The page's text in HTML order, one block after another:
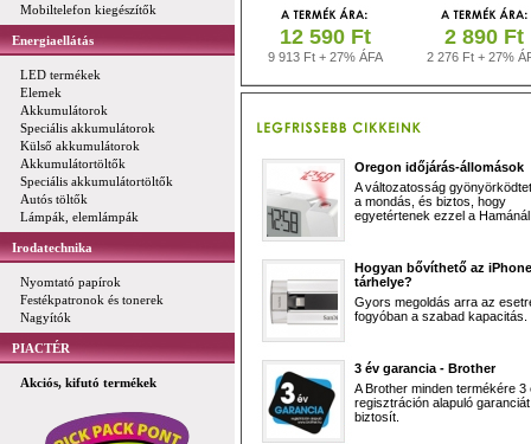
Mobiltelefon kiegészítők
Energiaellátás
LED termékek
Elemek
Akkumulátorok
Speciális akkumulátorok
Külső akkumulátorok
Akkumulátortöltők
Speciális akkumulátortöltők
Autós töltők
Lámpák, elemlámpák
Irodatechnika
Nyomtató papírok
Festékpatronok és tonerek
Nagyítók
PIACTÉR
Akciós, kifutó termékek
12 590 Ft
9 913 Ft + 27% ÁFA
2 890 Ft
2 276 Ft + 27%
Oregon időjárás-állomások
A változatosság
a mondás, és biztos, hogy
egyetértenek ezzel a
Hogyan bővíthető az iPhone
tárhelye?
Gyors megoldás arra az
fogyóban a szabad kapacitás.
3 év garancia - Brother
A Brother minden termékére 3
regisztráción alapuló garanciát
biztosít.